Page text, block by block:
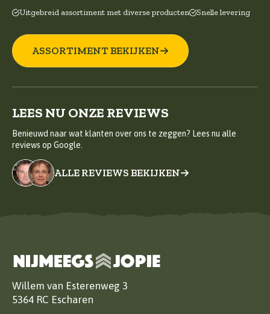
Uitgebreid assortiment met diverse producten Snelle levering
ASSORTIMENT BEKIJKEN
LEES NU ONZE REVIEWS
Benieuwd naar wat klanten over ons te zeggen? Lees nu alle
reviews op Google.
ALLE REVIEWS BEKIJKEN
Willem van Esterenweg 3
5364 RC Escharen